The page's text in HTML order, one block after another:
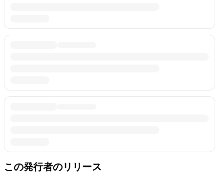
この発行者のリリース